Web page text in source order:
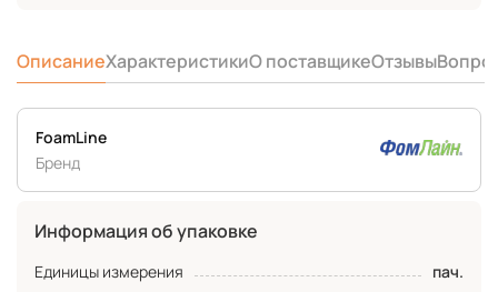
ОписаниеХарактеристикиО поставщикеОтзывы
FoamLine
Бренд
Информация об упаковке
Единицы измерения
пач.